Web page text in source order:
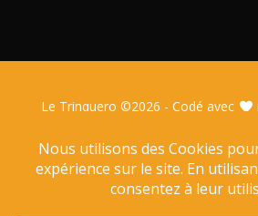
Le Trinquero ©2026 - Codé avec